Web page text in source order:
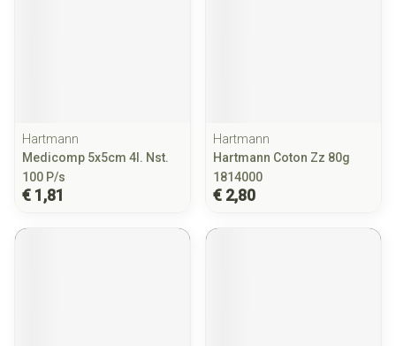
Hartmann
Medicomp 5x5cm 4l. Nst.
100 P/s
€ 1,81
Hartmann
Hartmann Coton Zz 80g
1814000
€ 2,80